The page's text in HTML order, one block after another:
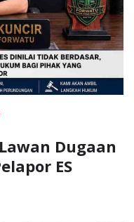
Dugaan
ES